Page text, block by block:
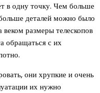
в одну точку. Чем больше
деталей можно было
веком размеры телескопов
обращаться с их
они хрупкие и очень
их нужно